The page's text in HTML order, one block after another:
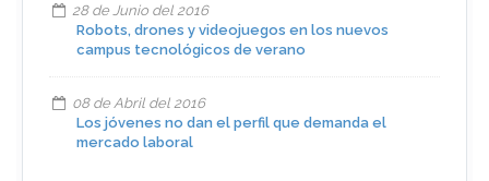
28 de Junio del 2016
Robots, drones y videojuegos en los nuevos
campus tecnológicos de verano
08 de Abril del 2016
Los jóvenes no dan el perfil que demanda el
mercado laboral